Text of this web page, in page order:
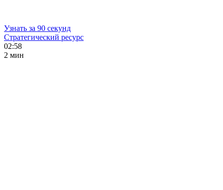
Узнать за 90 секунд
Стратегический ресурс
02:58
2 мин